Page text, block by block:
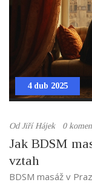
4 dub 2025
OdJiří Hájek 0
Jak BDSM
vztah
BDSM masáž v